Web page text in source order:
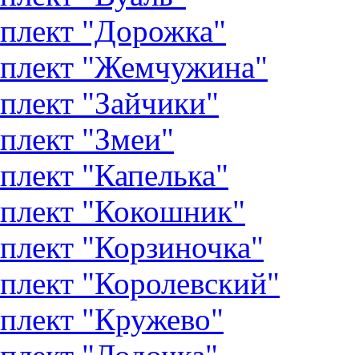
"Дорожка"
"Жемчужина"
"Зайчики"
"Змеи"
"Капелька"
"Кокошник"
"Корзиночка"
"Королевский"
"Кружево"